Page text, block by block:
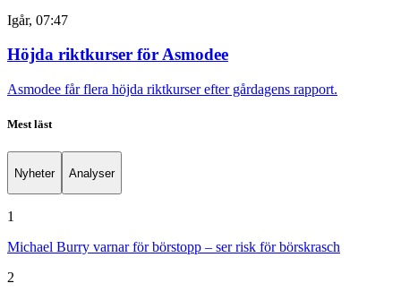
Igår, 07:47
Höjda riktkurser för Asmodee
Asmodee får flera höjda riktkurser efter gårdagens rapport.
Mest läst
Nyheter Analyser
1
Michael Burry varnar för börstopp – ser risk för börskrasch
2